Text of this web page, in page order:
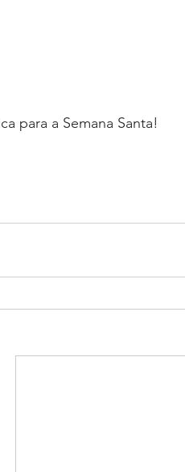
para a Semana Santa!